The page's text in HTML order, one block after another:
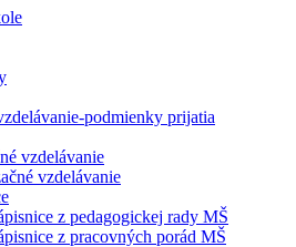
podmienky prijatia
vzdelávanie
vzdelávanie
z pedagogickej rady MŠ
z pracovných porád MŠ